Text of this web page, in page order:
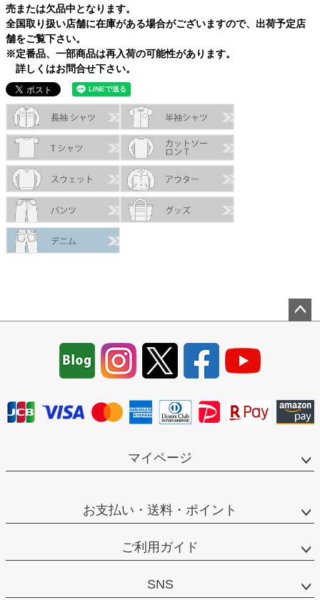
売または欠品中となります。
全国取り扱い店舗に在庫がある場合がございますので、出荷予定店
舗をご覧下さい。
※定番品、一部商品は再入荷の可能性があります。
詳しくはお問合せ下さい。
マイページ
お支払い・送料・ポイント
ご利用ガイド
SNS